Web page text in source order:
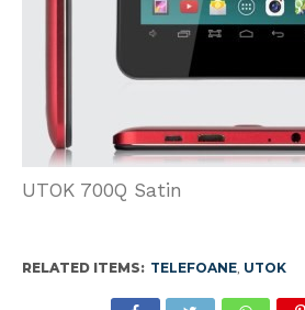
UTOK 700Q Satin
RELATED ITEMS: TELEFOANE, UTOK